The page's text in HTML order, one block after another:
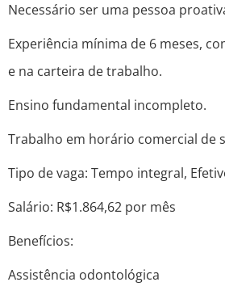
Necessário ser uma pessoa
Experiência mínima de 6 meses,
e na carteira de trabalho.
Ensino fundamental incompleto.
Trabalho em horário comercial de
Tipo de vaga: Tempo integral,
Salário: R$1.864,62 por mês
Benefícios:
Assistência odontológica